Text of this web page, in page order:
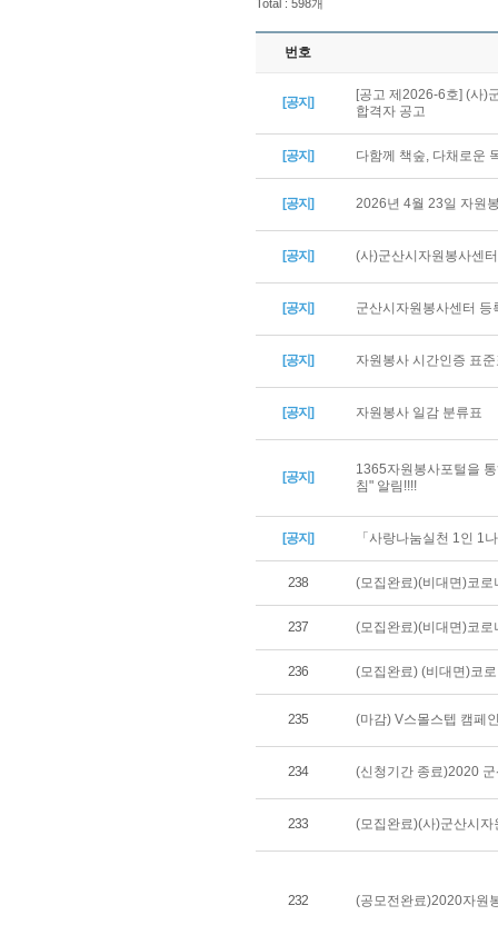
Total : 598개
번호
[공지]
[공고 제2026-6호] (사)
합격자 공고
[공지] 다함께 책숲, 다채로운
[공지] 2026년 4월 23일 자원
[공지] (사)군산시자원봉사센
[공지] 군산시자원봉사센터 등
[공지] 자원봉사 시간인증 표
[공지] 자원봉사 일감 분류표
[공지]
1365자원봉사포털을
침" 알림!!!!
[공지] 「사랑나눔실천 1인 1
238 (모집완료)(비대면)코
237 (모집완료)(비대면)코
236 (모집완료) (비대면)코
235 (마감) V스몰스텝 캠페
234 (신청기간 종료)2020
233 (모집완료)(사)군산시
232 (공모전완료)2020자원